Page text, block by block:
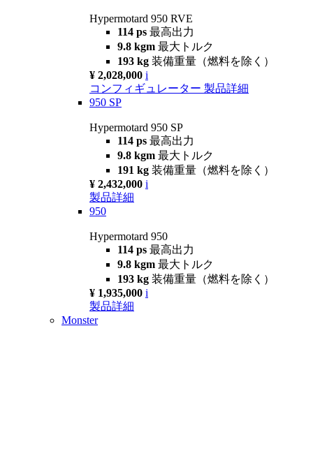
Hypermotard 950 RVE
114 ps 最高出力
9.8 kgm 最大トルク
193 kg 装備重量（燃料を除く）
¥ 2,028,000 i
コンフィギュレーター 製品詳細
950 SP
Hypermotard 950 SP
114 ps 最高出力
9.8 kgm 最大トルク
191 kg 装備重量（燃料を除く）
¥ 2,432,000 i
製品詳細
950
Hypermotard 950
114 ps 最高出力
9.8 kgm 最大トルク
193 kg 装備重量（燃料を除く）
¥ 1,935,000 i
製品詳細
Monster